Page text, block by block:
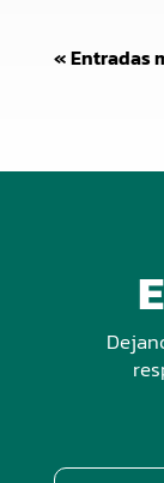
« Entradas